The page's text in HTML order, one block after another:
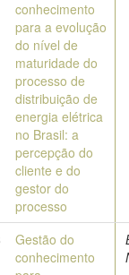
conhecimento
para a evolução
do nível de
maturidade do
processo de
distribuição de
energia elétrica
no Brasil: a
percepção do
cliente e do
gestor do
processo
Gestão do
conhecimento